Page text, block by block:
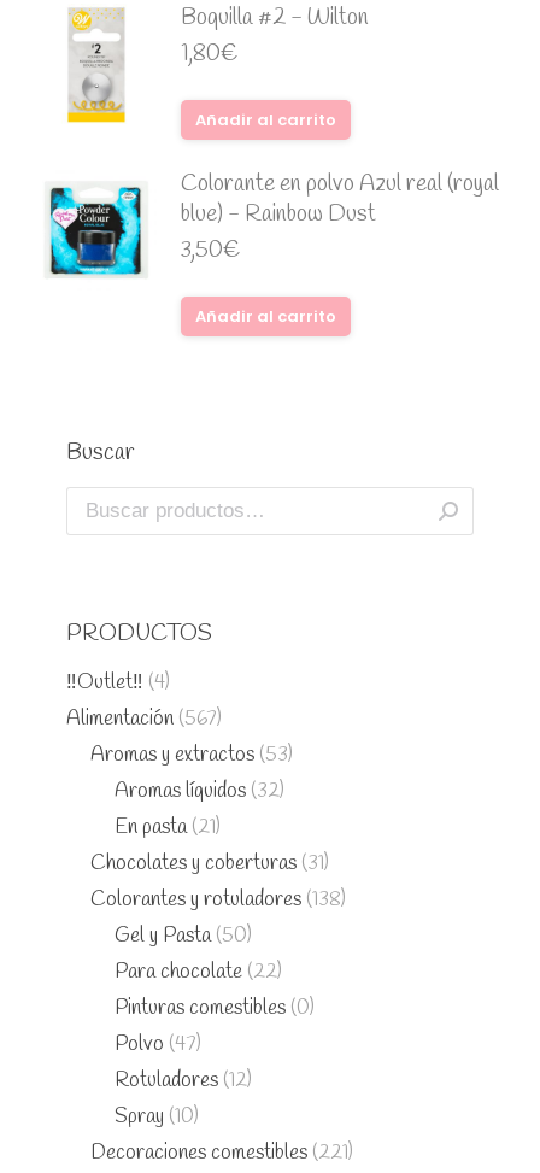
Boquilla #2 - Wilton
1,80€
Añadir al carrito
Colorante en polvo Azul real (royal
blue) - Rainbow Dust
3,50€
Añadir al carrito
Buscar
PRODUCTOS
‼️Outlet‼️ (4)
Alimentación (567)
Aromas y extractos (53)
Aromas líquidos (32)
En pasta (21)
Chocolates y coberturas (31)
Colorantes y rotuladores (138)
Gel y Pasta (50)
Para chocolate (22)
Pinturas comestibles (0)
Polvo (47)
Rotuladores (12)
Spray (10)
Decoraciones comestibles (221)